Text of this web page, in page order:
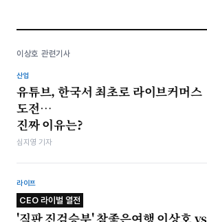
이상호 관련기사
산업
유튜브, 한국서 최초로 라이브커머스
도전…
진짜 이유는?
심지영 기자
라이프
CEO 라이벌 열전
'직판 진검승부' 참좋은여행 이상호 vs